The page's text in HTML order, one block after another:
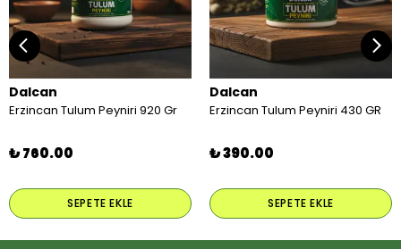
Dalcan
Erzincan Tulum Peyniri 920 Gr
₺ 760.00
SEPETE EKLE
Dalcan
Erzincan Tulum Peyniri 430 GR
₺ 390.00
SEPETE EKLE